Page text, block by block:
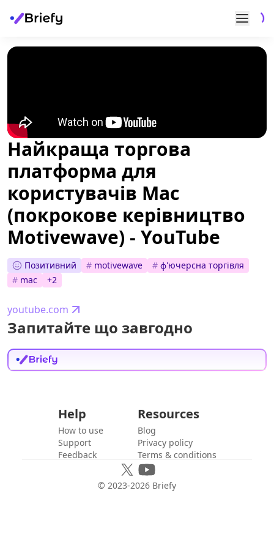
Найкраща торгова
платформа для
користувачів Mac
(покрокове керівництво
Motivewave) - YouTube
Позитивний # motivewave # ф'ючерсна торгівля
# mac +2
youtube.com
Запитайте що завгодно
Help
How to use
Support
Feedback
Resources
Blog
Privacy policy
Terms & conditions
© 2023-2026 Briefy